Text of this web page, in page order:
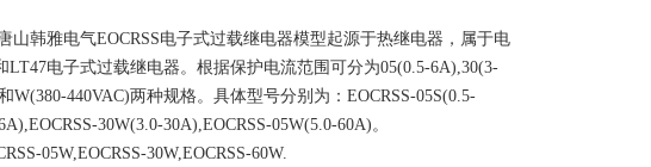
雅电气EOCRSS电子式过载继电器模型起源于热继电器，属于电
电子式过载继电器。根据保护电流范围可分为05(0.5-6A),30(3-
440VAC)两种规格。具体型号分别为：EOCRSS-05S(0.5-
30W(3.0-30A),EOCRSS-05W(5.0-60A)。
05W,EOCRSS-30W,EOCRSS-60W.